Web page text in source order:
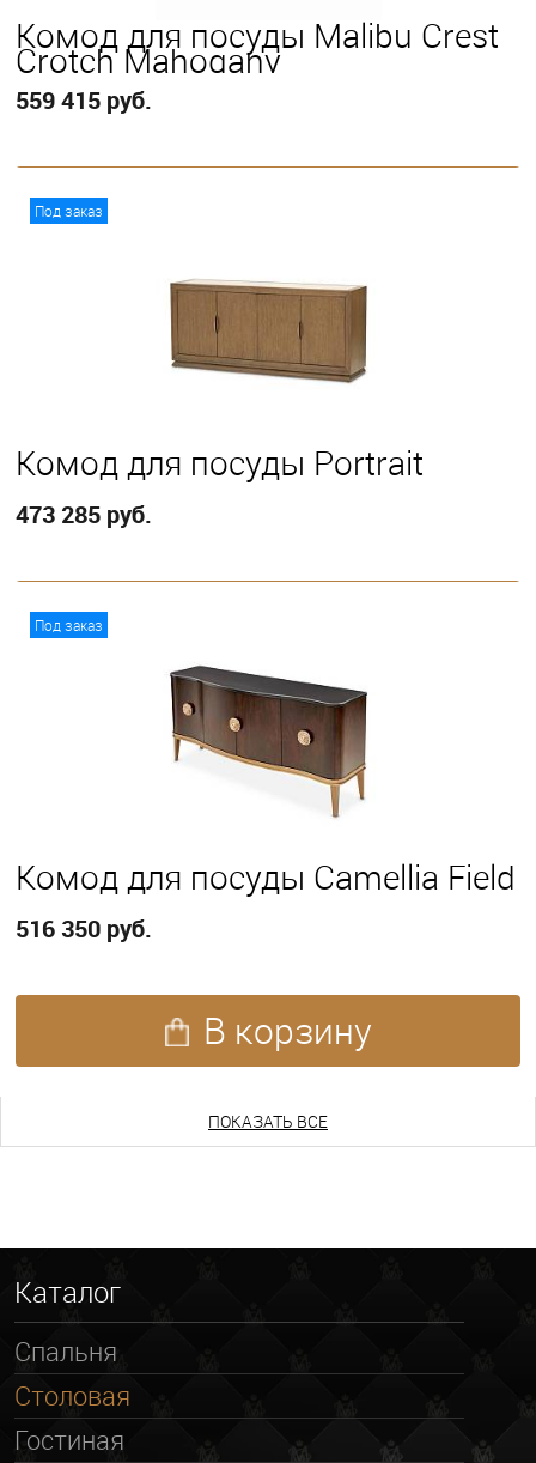
Комод для посуды Malibu Crest
Crotch Mahogany
559 415 руб.
Под заказ
Комод для посуды Portrait
473 285 руб.
Под заказ
Комод для посуды Camellia Field
516 350 руб.
В корзину
ПОКАЗАТЬ ЕЩЕ
ПОКАЗАТЬ ВСЕ
Каталог
Спальня
Столовая
Гостиная